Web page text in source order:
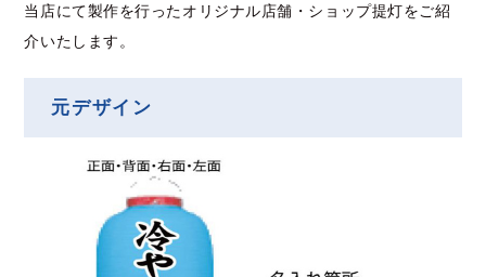
当店にて製作を行ったオリジナル店舗・ショップ提灯をご紹
介いたします。
元デザイン